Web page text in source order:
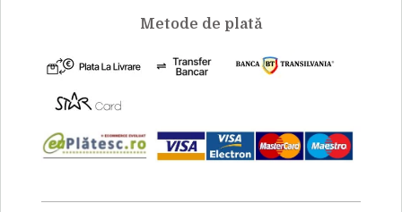
Metode de plată